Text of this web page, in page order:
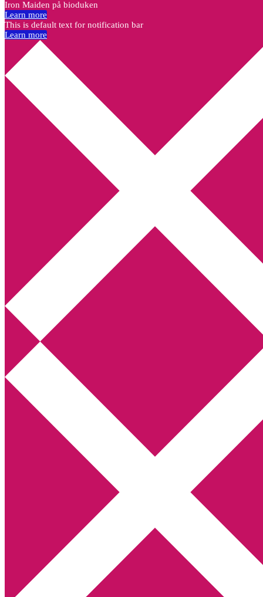
Annikas litteratur- och kulturblogg
Deckare, kriminalromaner, thrillers
Hem
Boktolva
Författarfemman
Kontakt
Webbshop Amazon
Utskriftscentralen
Min tv-blogg
You are here:Home Archives for An Sgeir
Recension: Svarthuset av Peter May
Iron Maiden på bioduken
Learn more
This is default text for notification bar
Learn more